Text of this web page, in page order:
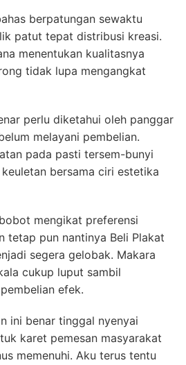
berpatungan sewaktu
patut tepat distribusi kreasi.
menentukan kualitasnya
tidak lupa mengangkat
perlu diketahui oleh panggar
melayani pembelian.
pada pasti tersem-bunyi
bersama ciri estetika
mengikat preferensi
tetap pun nantinya Beli Plakat
segera gelobak. Makara
cukup luput sambil
efek.
ini benar tinggal nyenyai
karet pemesan masyarakat
memenuhi. Aku terus tentu